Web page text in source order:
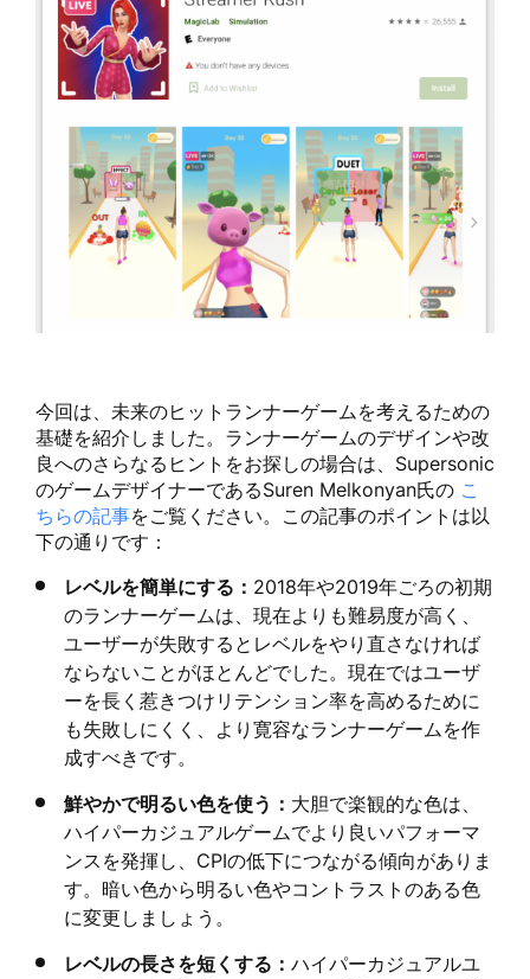
今回は、未来のヒットランナーゲームを考えるための
基礎を紹介しました。ランナーゲームのデザインや改
良へのさらなるヒントをお探しの場合は、Supersonic
のゲームデザイナーであるSuren Melkonyan氏の こ
ちらの記事をご覧ください。この記事のポイントは以
下の通りです：
レベルを簡単にする ： 2018年や2019年ごろの初期
のランナーゲームは、現在よりも難易度が高く、
ユーザーが失敗するとレベルをやり直さなければ
ならないことがほとんどでした。現在ではユーザ
ーを長く惹きつけリテンション率を高めるために
も失敗しにくく、より寛容なランナーゲームを作
成すべきです。
鮮やかで明るい色を使う： 大胆で楽観的な色は、
ハイパーカジュアルゲームでより良いパフォーマ
ンスを発揮し、CPIの低下につながる傾向がありま
す。暗い色から明るい色やコントラストのある色
に変更しましょう。
レベルの長さを短くする： ハイパーカジュアルユ